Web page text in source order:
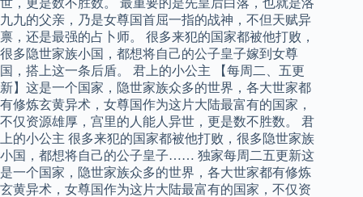
九九的父亲，乃是女尊国首屈一指的战神，不但天赋异
禀，还是最强的占卜师。 很多来犯的国家都被他打败，
很多隐世家族小国，都想将自己的公子皇子嫁到女尊
国，搭上这一条后盾。 君上的小公主 【每周二、五更
新】这是一个国家，隐世家族众多的世界，各大世家都
有修炼玄黄异术，女尊国作为这片大陆最富有的国家，
不仅资源雄厚，宫里的人能人异世，更是数不胜数。 君
上的小公主 很多来犯的国家都被他打败，很多隐世家族
小国，都想将自己的公子皇子…… 独家每周二五更新这
是一个国家，隐世家族众多的世界，各大世家都有修炼
玄黄异术，女尊国作为这片大陆最富有的国家，不仅资